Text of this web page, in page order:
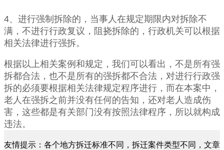
4、进行强制拆除的，当事人在规定期限内对拆除不
满，不进行行政复议，阻挠拆除的，行政机关可以根据
相关法律进行强拆。
根据以上相关案例和规定，我们可以看出，不是所有强
拆都合法，也不是所有的强拆都不合法，对进行行政强
拆的必须要根据相关法律规定程序进行，而在本案中，
老人在强拆之前并没有任何的告知，还对老人造成伤
害，这些都是有关部门没有按照法律程序，所以就构成
违法。
友情提示：各个地方拆迁标准不同，拆迁案件类型不同，文章